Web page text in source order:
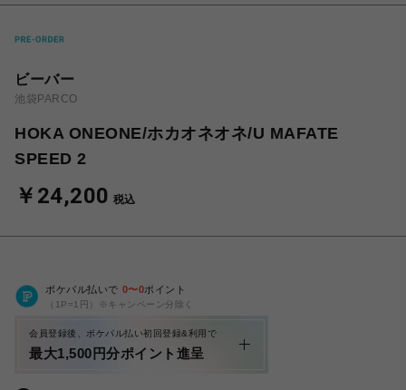
ビーバー
池袋PARCO
HOKA ONEONE/ホカオネオネ/U MAFATE
SPEED 2
￥24,200 税込
ポケパル払いで 0〜0ポイント
（1P=1円）※キャンペーン分除く
会員登録後、ポケパル払い初回登録&利用で
最大1,500円分ポイント進呈